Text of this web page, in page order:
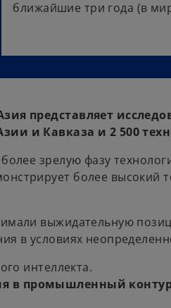
ближайшие три года (в
представляет
и Кавказа и 2 500
зрелую фазу
более
выжидательную
в условиях
интеллекта.
в промышленный